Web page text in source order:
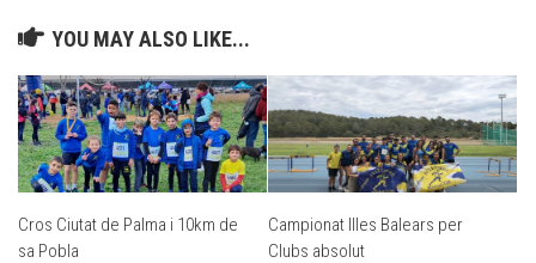
YOU MAY ALSO LIKE...
Cros Ciutat de Palma i 10km de
sa Pobla
Campionat Illes Balears per
Clubs absolut